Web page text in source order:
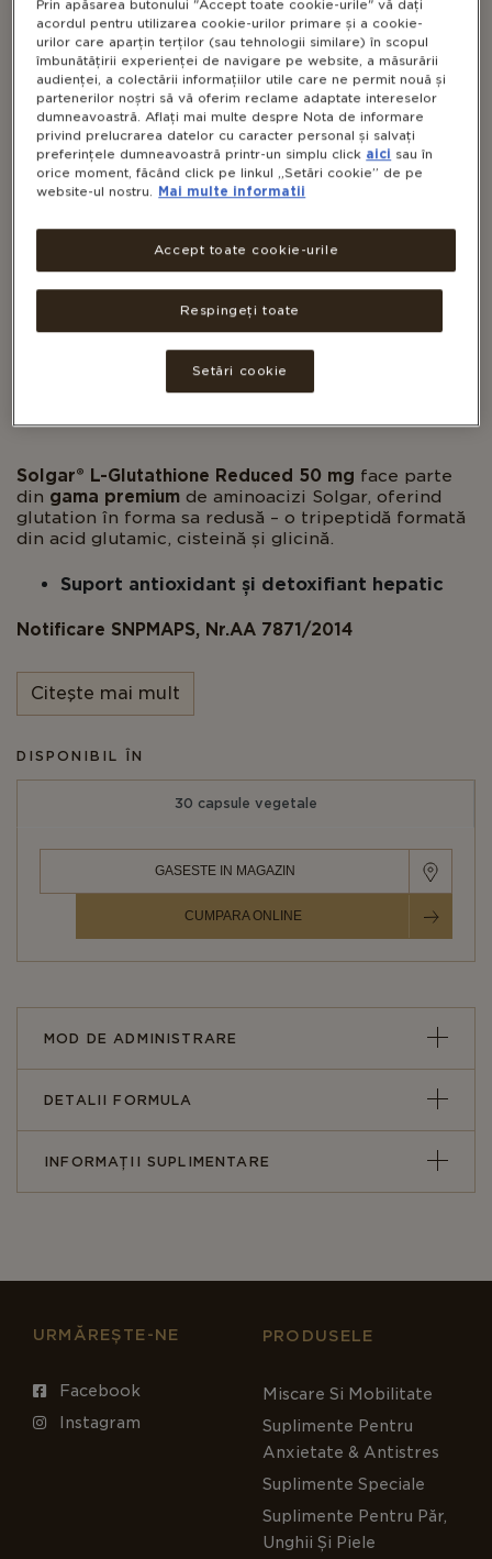
L-GLUTATHIONE (L-GLUTATION
Solgar® L-Glutathione Reduced 50 mg face parte
din gama premium de aminoacizi Solgar, oferind
glutation în forma sa redusă – o tripeptidă formată
din acid glutamic, cisteină și glicină.
Suport antioxidant și detoxifiant hepatic
Notificare SNPMAPS, Nr.AA 7871/2014
Citeşte mai mult
DISPONIBIL ÎN
30 capsule vegetale
GASESTE IN MAGAZIN
CUMPARA ONLINE
MOD DE ADMINISTRARE
DETALII FORMULA
INFORMAȚII SUPLIMENTARE
URMĂREȘTE-NE
Facebook
Instagram
PRODUSELE
Miscare Si Mobilitate
Suplimente Pentru
Anxietate & Antistres
Suplimente Speciale
Suplimente Pentru Păr,
Unghii Și Piele
Prin apăsarea butonului "Accept toate cookie-urile" vă dați
acordul pentru utilizarea cookie-urilor primare și a cookie-
urilor care aparțin terților (sau tehnologii similare) în scopul
îmbunătățirii experienței de navigare pe website, a măsurării
audienței, a colectării informațiilor utile care ne permit nouă și
partenerilor noștri să vă oferim reclame adaptate intereselor
dumneavoastră. Aflați mai multe despre Nota de informare
privind prelucrarea datelor cu caracter personal și salvați
preferințele dumneavoastră printr-un simplu click aici sau în
orice moment, făcând click pe linkul „Setări cookie” de pe
website-ul nostru. Mai multe informatii
Respingeți toate
Accept toate cookie-urile
Setări cookie